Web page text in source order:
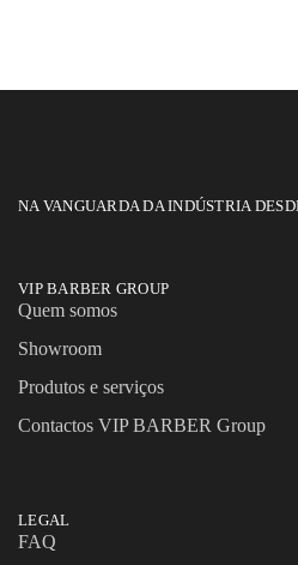
NA VANGUARDA DA INDÚSTRIA
VIP BARBER GROUP
Quem somos
Showroom
Produtos e serviços
Contactos VIP BARBER Group
LEGAL
FAQ